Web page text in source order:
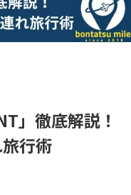
」徹底解説！
行術